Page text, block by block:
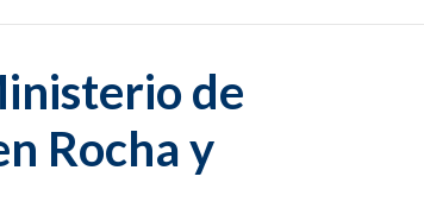
de
Rocha y